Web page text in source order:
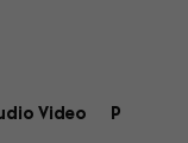
Video Pribor